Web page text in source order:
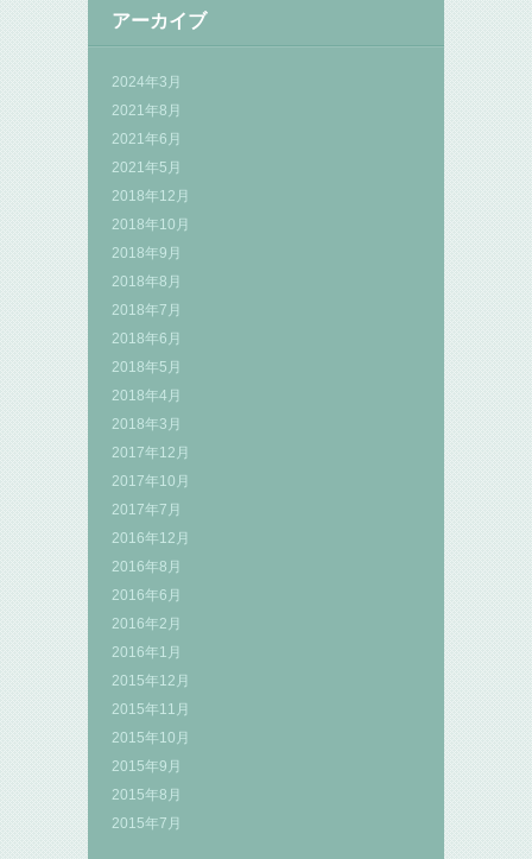
アーカイブ
2024年3月
2021年8月
2021年6月
2021年5月
2018年12月
2018年10月
2018年9月
2018年8月
2018年7月
2018年6月
2018年5月
2018年4月
2018年3月
2017年12月
2017年10月
2017年7月
2016年12月
2016年8月
2016年6月
2016年2月
2016年1月
2015年12月
2015年11月
2015年10月
2015年9月
2015年8月
2015年7月